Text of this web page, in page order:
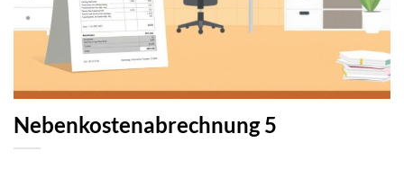
Nebenkostenabrechnung 5